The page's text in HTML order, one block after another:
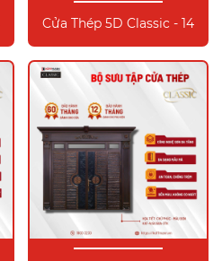
Cửa Thép 5D Classic - 14